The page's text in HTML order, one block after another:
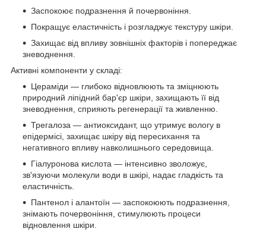
Заспокоює подразнення й почервоніння.
Покращує еластичність і розгладжує текстуру шкіри.
Захищає від впливу зовнішніх факторів і попереджає
зневоднення.
Активні компоненти у складі:
Цераміди — глибоко відновлюють та зміцнюють
природний ліпідний бар'єр шкіри, захищають її від
зневоднення, сприяють регенерації та живленню.
Трегалоза — антиоксидант, що утримує вологу в
епідермісі, захищає шкіру від пересихання та
негативного впливу навколишнього середовища.
Гіалуронова кислота — інтенсивно зволожує,
зв'язуючи молекули води в шкірі, надає гладкість та
еластичність.
Пантенол і алантоїн — заспокоюють подразнення,
знімають почервоніння, стимулюють процеси
відновлення шкіри.